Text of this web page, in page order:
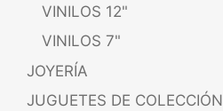
VINILOS 12"
VINILOS 7"
JOYERÍA
JUGUETES DE COLECCIÓN